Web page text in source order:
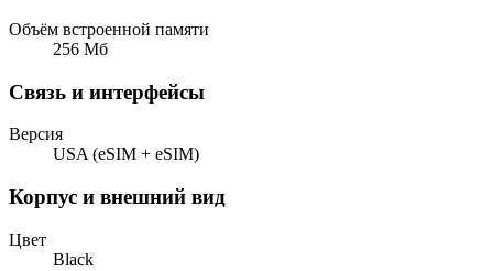
Объём встроенной памяти
256 Мб
Связь и интерфейсы
Версия
USA (eSIM + eSIM)
Корпус и внешний вид
Цвет
Black